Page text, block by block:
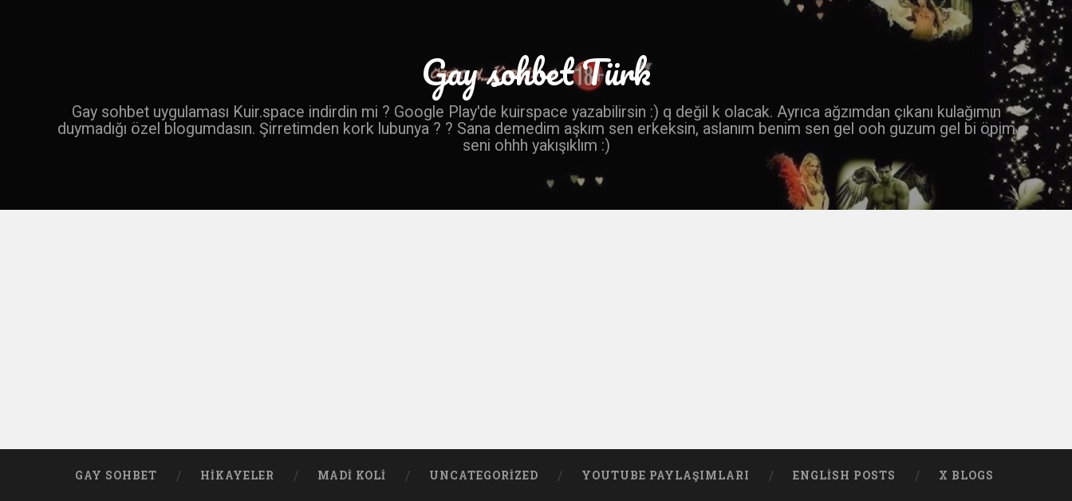
Gay sohbet Türk
Gay sohbet uygulaması Kuir.space indirdin mi ? Google Play'de kuirspace yazabilirsin :) q değil k olacak. Ayrıca ağzımdan çıkanı kulağımın
duymadığı özel blogumdasın. Şirretimden kork lubunya ? ? Sana demedim aşkım sen erkeksin, aslanım benim sen gel ooh guzum gel bi öpim
seni ohhh yakışıklım :)
GAY SOHBET HIKAYELER MADI KOLI UNCATEGORIZED YOUTUBE PAYLAŞIMLARI ENGLISH POSTS X BLOGS